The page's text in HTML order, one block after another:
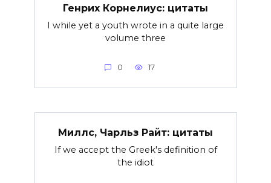
Генрих Корнелиус: цитаты
I while yet a youth wrote in a quite large
volume three
0 17
Миллс, Чарльз Райт: цитаты
If we accept the Greek's definition of
the idiot